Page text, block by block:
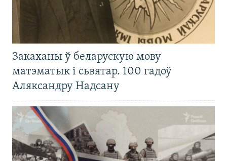
Закаханы ў беларускую мову
матэматык і сьвятар. 100 гадоў
Аляксандру Надсану